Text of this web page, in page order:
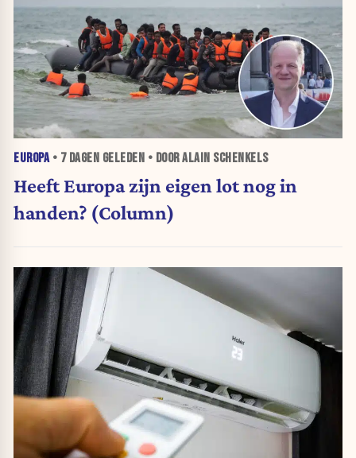
EUROPA• 7 DAGEN GELEDEN • DOOR ALAIN SCHENKELS
Heeft Europa zijn eigen lot nog in
handen? (Column)